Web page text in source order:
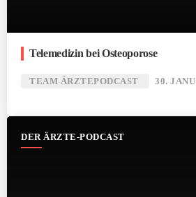
Telemedizin bei Osteoporose
TEAM ÄRZTEPODCAST 30.
DER ÄRZTE-PODCAST